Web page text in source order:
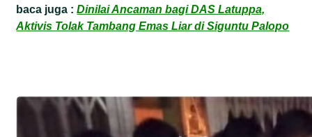
baca juga :Dinilai Ancaman bagi DAS Latuppa,
Aktivis Tolak Tambang Emas Liar di Siguntu Palopo